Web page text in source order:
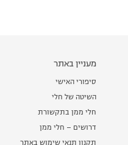
מעניין באתר
סיפורי האישי
השיטה של חלי
חלי ממן בתקשורת
דרושים – חלי ממן